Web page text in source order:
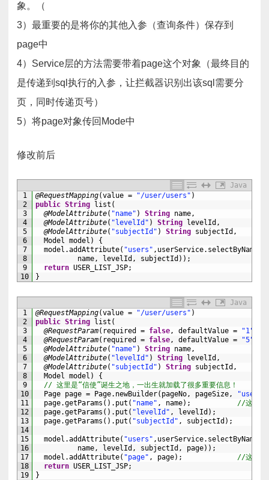
象。（
3）最重要的是将你的其他入参（查询条件）保存到
page中
4）Service层的方法需要带着page这个对象（最终目的
是传递到sql执行的入参，让拦截器识别出该sql需要分
页，同时传递页号）
5）将page对象传回Mode中
修改前后
Java
1
2
3
4
5
6
7
8
9
10
@RequestMapping(value = "/user/users" )
public String list (
@ModelAttribute( "name" ) String name,
@ModelAttribute( "levelId" ) String levelId ,
@ModelAttribute( "subjectId" ) String subjectId ,
Model model )
{
model .addAttribute( "users" , userService.
name, levelId , subjectId ) ) ;
return USER_LIST_JSP;
}
Java
1
2
3
4
5
6
7
8
9
10
11
12
13
14
15
16
17
18
19
@RequestMapping(value = "/user/users" )
public String list (
@RequestParam( required = false, defaultValue = "1"
@RequestParam( required = false, defaultValue = "5"
@ModelAttribute( "name" ) String name,
@ModelAttribute( "levelId" ) String levelId ,
@ModelAttribute( "subjectId" ) String subjectId ,
Model model )
{
// 这里是“信使”诞生之地，一出生就加载了很多重要信息！
Page page = Page. newBuilder( pageNo, pageSize, "users"
page.getParams ( ) . put ( "name" , name) ;
//这里再
page.getParams ( ) . put ( "levelId" , levelId ) ;
page.getParams ( ) . put ( "subjectId" , subjectId ) ;
model .addAttribute( "users" , userService.
name, levelId , subjectId , page) ) ;
model .addAttribute( "page" , page) ;
//这里将
return USER_LIST_JSP;
}